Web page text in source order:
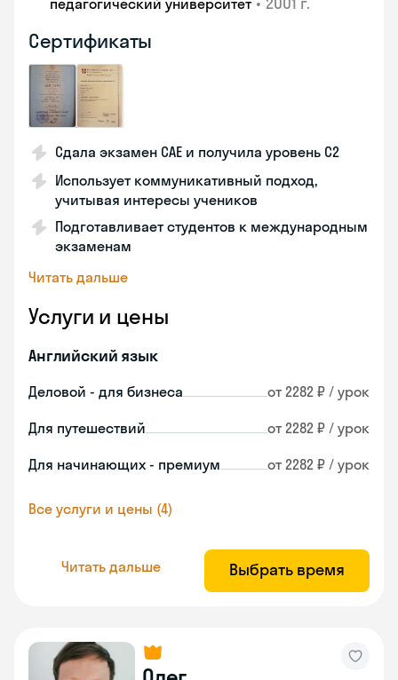
педагогический университет
Сертификаты
Сдала экзамен CAE и получила уровень С2
Использует коммуникативный подход,
учитывая интересы учеников
Подготавливает студентов к международным
экзаменам
Читать дальше
Услуги и цены
Английский язык
Деловой - для бизнеса от 2282 ₽ / урок
Для путешествий от 2282 ₽ / урок
Для начинающих - премиум от 2282 ₽ / урок
Все услуги и цены (4)
Читать дальше Выбрать время